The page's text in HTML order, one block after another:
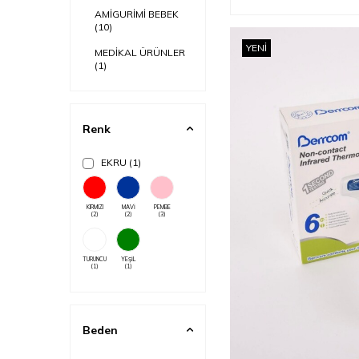
AMİGURİMİ BEBEK
(10)
MEDİKAL ÜRÜNLER
(1)
Renk
EKRU (1)
KIRMIZI
(2)
MAVİ
(2)
PEMBE
(3)
TURUNCU
(1)
YEŞİL
(1)
Beden
YENI